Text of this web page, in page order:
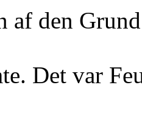
af den
Det var